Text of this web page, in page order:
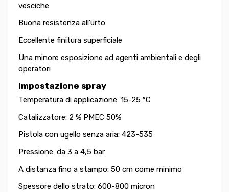
vesciche
Buona resistenza all'urto
Eccellente finitura superficiale
Una minore esposizione ad agenti ambientali e degli
operatori
Impostazione spray
Temperatura di applicazione: 15-25 °C
Catalizzatore: 2 % PMEC 50%
Pistola con ugello senza aria: 423-535
Pressione: da 3 a 4,5 bar
A distanza fino a stampo: 50 cm come minimo
Spessore dello strato: 600-800 micron